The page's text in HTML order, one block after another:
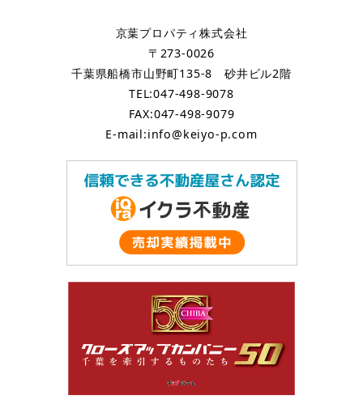
京葉プロパティ株式会社
〒273-0026
千葉県船橋市山野町135-8 砂井ビル2階
TEL:047-498-9078
FAX:047-498-9079
E-mail:info@keiyo-p.com